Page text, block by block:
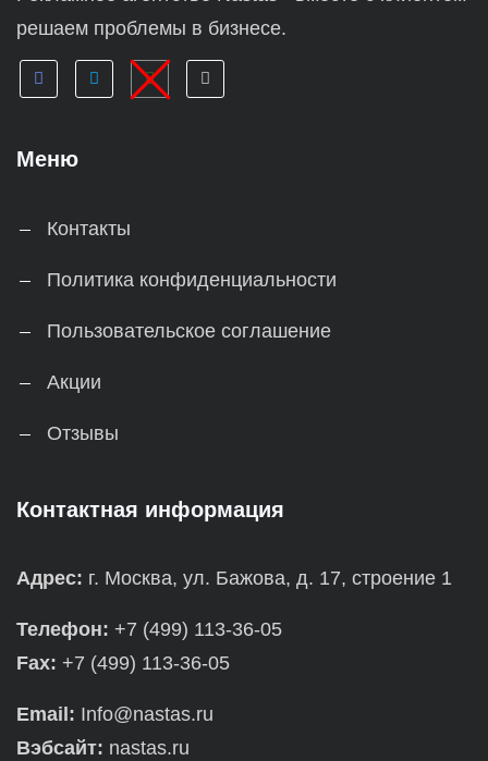
решаем проблемы в бизнесе.
Меню
Контакты
Политика конфиденциальности
Пользовательское соглашение
Акции
Отзывы
Контактная информация
Адрес: г. Москва, ул. Бажова, д. 17, строение 1
Телефон: +7 (499) 113-36-05
Fax: +7 (499) 113-36-05
Email: Info@nastas.ru
Вэбсайт: nastas.ru